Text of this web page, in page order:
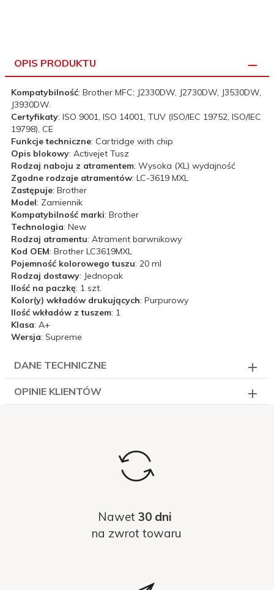
OPIS PRODUKTU
Kompatybilność: Brother MFC: J2330DW, J2730DW, J3530DW,
J3930DW.
Certyfikaty: ISO 9001, ISO 14001, TUV (ISO/IEC 19752, ISO/IEC
19798), CE
Funkcje techniczne: Cartridge with chip
Opis blokowy: Activejet Tusz
Rodzaj naboju z atramentem: Wysoka (XL) wydajność
Zgodne rodzaje atramentów: LC-3619 MXL
Zastępuje: Brother
Model: Zamiennik
Kompatybilność marki: Brother
Technologia: New
Rodzaj atramentu: Atrament barwnikowy
Kod OEM: Brother LC3619MXL
Pojemność kolorowego tuszu: 20 ml
Rodzaj dostawy: Jednopak
Ilość na paczkę: 1 szt.
Kolor(y) wkładów drukujących: Purpurowy
Ilość wkładów z tuszem: 1
Klasa: A+
Wersja: Supreme
DANE TECHNICZNE
OPINIE KLIENTÓW
Nawet 30 dni
na zwrot towaru